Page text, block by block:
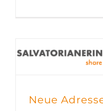
Neue